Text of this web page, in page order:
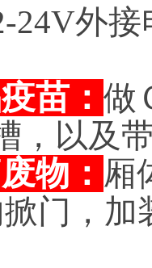
24V外
苗： 做
，以及
物： 厢
门，